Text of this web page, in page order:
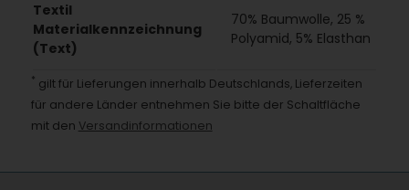
Textil
Materialkennzeichnung
(Text)
70% Baumwolle, 25 %
Polyamid, 5% Elasthan
* gilt für Lieferungen innerhalb Deutschlands, Lieferzeiten
für andere Länder entnehmen Sie bitte der Schaltfläche
mit den Versandinformationen